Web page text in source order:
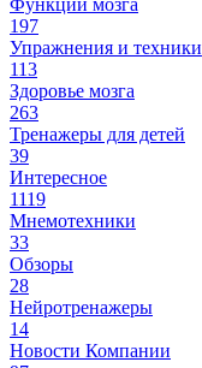
Функции мозга
197
Упражнения и техники
113
Здоровье мозга
263
Тренажеры для детей
39
Интересное
1119
Мнемотехники
33
Обзоры
28
Нейротренажеры
14
Новости Компании